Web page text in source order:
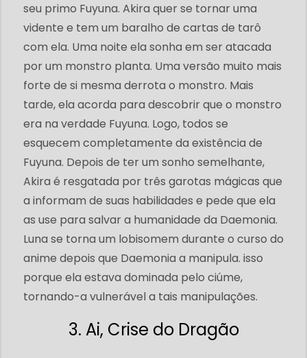
seu primo Fuyuna. Akira quer se tornar uma
vidente e tem um baralho de cartas de tarô
com ela. Uma noite ela sonha em ser atacada
por um monstro planta. Uma versão muito mais
forte de si mesma derrota o monstro. Mais
tarde, ela acorda para descobrir que o monstro
era na verdade Fuyuna. Logo, todos se
esquecem completamente da existência de
Fuyuna. Depois de ter um sonho semelhante,
Akira é resgatada por três garotas mágicas que
a informam de suas habilidades e pede que ela
as use para salvar a humanidade da Daemonia.
Luna se torna um lobisomem durante o curso do
anime depois que Daemonia a manipula. isso
porque ela estava dominada pelo ciúme,
tornando-a vulnerável a tais manipulações.
3. Ai, Crise do Dragão